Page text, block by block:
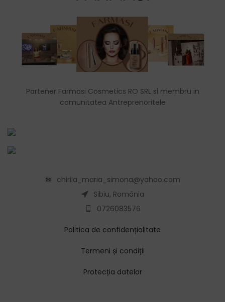
Partener Farmasi Cosmetics RO SRL si membru in
comunitatea Antreprenoritele
chirila_maria_simona@yahoo.com
Sibiu, România
0726083576
Politica de confidențialitate
Termeni și condiții
Protecția datelor